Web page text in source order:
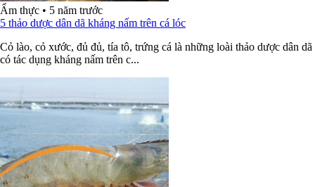
Ẩm thực • 5 năm trước
5 thảo dược dân dã kháng nấm trên cá lóc
Cỏ lào, cỏ xước, đủ đủ, tía tô, trứng cá là những loài thảo dược dân dã
có tác dụng kháng nấm trên c...